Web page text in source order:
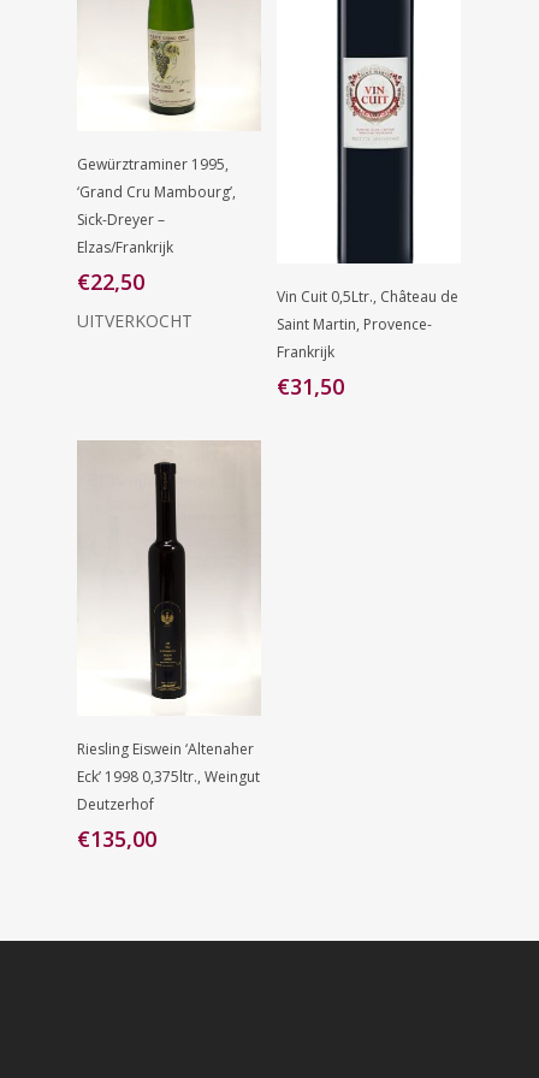
Lees Verder
Gewürztraminer 1995,
‘Grand Cru Mambourg’,
Sick-Dreyer –
Elzas/Frankrijk
€22,50
UITVERKOCHT
Toevoegen
Aan
Winkelwagen
Vin Cuit 0,5Ltr., Château de
Saint Martin, Provence-
Frankrijk
€31,50
Toevoegen
Aan
Winkelwagen
Riesling Eiswein ‘Altenaher
Eck’ 1998 0,375ltr., Weingut
Deutzerhof
€135,00